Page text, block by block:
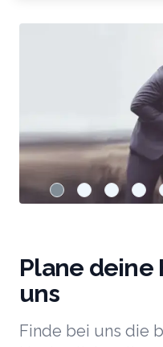
Plane deine
uns
Finde bei uns die